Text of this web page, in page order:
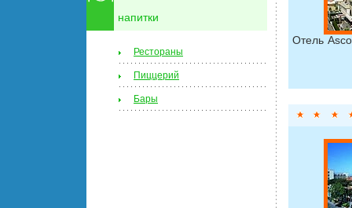
Отель
напитки
Рестораны
Пиццерий
Бары